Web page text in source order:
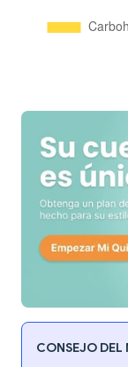
CONSEJO DEL